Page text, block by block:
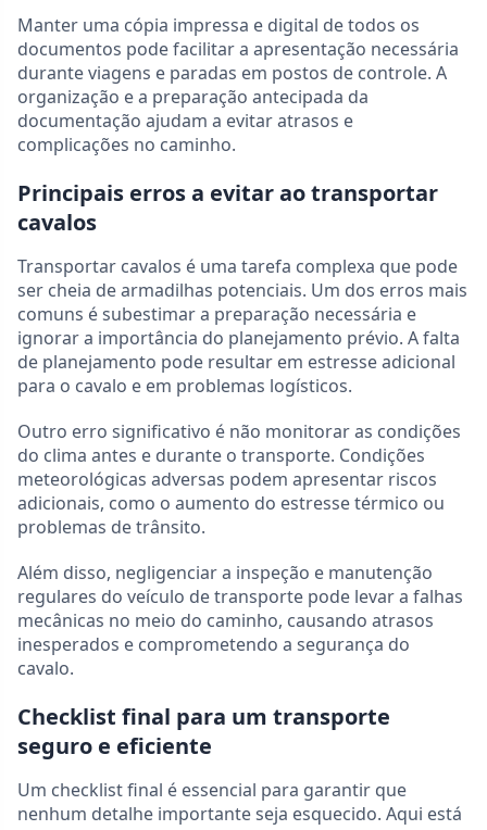
Manter uma cópia impressa e digital de todos os
documentos pode facilitar a apresentação necessária
durante viagens e paradas em postos de controle. A
organização e a preparação antecipada da
documentação ajudam a evitar atrasos e
complicações no caminho.
Principais erros a evitar ao transportar
cavalos
Transportar cavalos é uma tarefa complexa que pode
ser cheia de armadilhas potenciais. Um dos erros mais
comuns é subestimar a preparação necessária e
ignorar a importância do planejamento prévio. A falta
de planejamento pode resultar em estresse adicional
para o cavalo e em problemas logísticos.
Outro erro significativo é não monitorar as condições
do clima antes e durante o transporte. Condições
meteorológicas adversas podem apresentar riscos
adicionais, como o aumento do estresse térmico ou
problemas de trânsito.
Além disso, negligenciar a inspeção e manutenção
regulares do veículo de transporte pode levar a falhas
mecânicas no meio do caminho, causando atrasos
inesperados e comprometendo a segurança do
cavalo.
Checklist final para um transporte
seguro e eficiente
Um checklist final é essencial para garantir que
nenhum detalhe importante seja esquecido. Aqui está